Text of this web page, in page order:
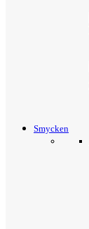
Smycken